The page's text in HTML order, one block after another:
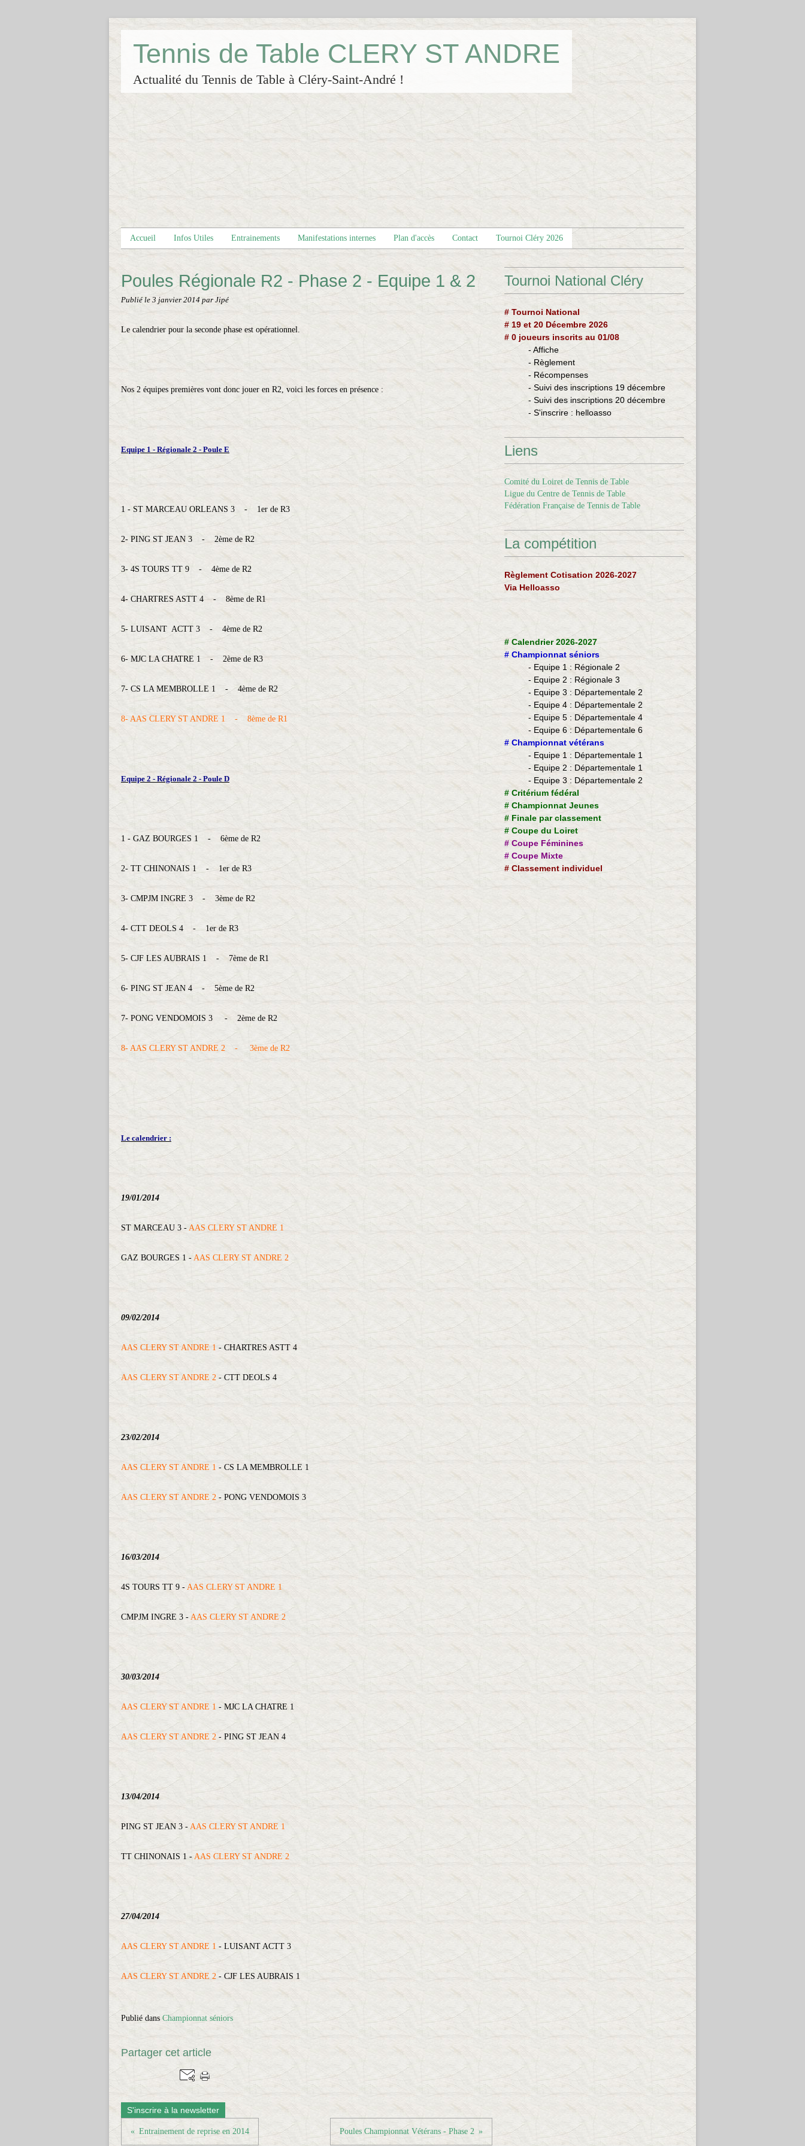
Tennis de Table CLERY ST ANDRE
Actualité du Tennis de Table à Cléry-Saint-André !
Accueil Infos Utiles Entrainements Manifestations internes Plan d'accès Contact Tournoi Cléry 2026
Poules Régionale R2 - Phase 2 - Equipe 1 & 2
Publié le 3 janvier 2014 par Jipé
Le calendrier pour la seconde phase est opérationnel.
Nos 2 équipes premières vont donc jouer en R2, voici les forces en présence :
Equipe 1 - Régionale 2 - Poule E
1 - ST MARCEAU ORLEANS 3 - 1er de R3
2- PING ST JEAN 3 - 2ème de R2
3- 4S TOURS TT 9 - 4ème de R2
4- CHARTRES ASTT 4 - 8ème de R1
5- LUISANT ACTT 3 - 4ème de R2
6- MJC LA CHATRE 1 - 2ème de R3
7- CS LA MEMBROLLE 1 - 4ème de R2
8- AAS CLERY ST ANDRE 1 - 8ème de R1
Equipe 2 - Régionale 2 - Poule D
1 - GAZ BOURGES 1 - 6ème de R2
2- TT CHINONAIS 1 - 1er de R3
3- CMPJM INGRE 3 - 3ème de R2
4- CTT DEOLS 4 - 1er de R3
5- CJF LES AUBRAIS 1 - 7ème de R1
6- PING ST JEAN 4 - 5ème de R2
7- PONG VENDOMOIS 3 - 2ème de R2
8- AAS CLERY ST ANDRE 2 - 3ème de R2
Le calendrier :
19/01/2014
ST MARCEAU 3 - AAS CLERY ST ANDRE 1
GAZ BOURGES 1 - AAS CLERY ST ANDRE 2
09/02/2014
AAS CLERY ST ANDRE 1 - CHARTRES ASTT 4
AAS CLERY ST ANDRE 2 - CTT DEOLS 4
23/02/2014
AAS CLERY ST ANDRE 1 - CS LA MEMBROLLE 1
AAS CLERY ST ANDRE 2 - PONG VENDOMOIS 3
16/03/2014
4S TOURS TT 9 - AAS CLERY ST ANDRE 1
CMPJM INGRE 3 - AAS CLERY ST ANDRE 2
30/03/2014
AAS CLERY ST ANDRE 1 - MJC LA CHATRE 1
AAS CLERY ST ANDRE 2 - PING ST JEAN 4
13/04/2014
PING ST JEAN 3 - AAS CLERY ST ANDRE 1
TT CHINONAIS 1 - AAS CLERY ST ANDRE 2
27/04/2014
AAS CLERY ST ANDRE 1 - LUISANT ACTT 3
AAS CLERY ST ANDRE 2 - CJF LES AUBRAIS 1
Publié dans Championnat séniors
Partager cet article
S'inscrire à la newsletter
Entrainement de reprise en 2014 Poules Championnat Vétérans - Phase 2
Tournoi National Cléry
# Tournoi National
# 19 et 20 Décembre 2026
# 0 joueurs inscrits au 01/08
- Affiche
- Règlement
- Récompenses
- Suivi des inscriptions 19 décembre
- Suivi des inscriptions 20 décembre
- S'inscrire : helloasso
Liens
Comité du Loiret de Tennis de Table
Ligue du Centre de Tennis de Table
Fédération Française de Tennis de Table
La compétition
Règlement Cotisation 2026-2027
Via Helloasso
# Calendrier 2026-2027
# Championnat séniors
- Equipe 1 : Régionale 2
- Equipe 2 : Régionale 3
- Equipe 3 : Départementale 2
- Equipe 4 : Départementale 2
- Equipe 5 : Départementale 4
- Equipe 6 : Départementale 6
​# Championnat vétérans
- ​Equipe 1 : Départementale 1
- Equipe 2 : Départementale 1
- Equipe 3 : Départementale 2
# Critérium fédéral
# Championnat Jeunes
# Finale par classement
# Coupe du Loiret
# Coupe Féminines
# Coupe Mixte
#Classement individuel